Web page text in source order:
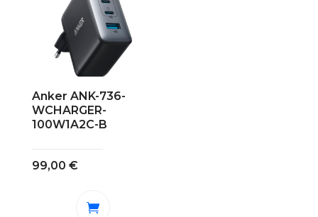
Anker ANK-736-
WCHARGER-
100W1A2C-B
99,00 €